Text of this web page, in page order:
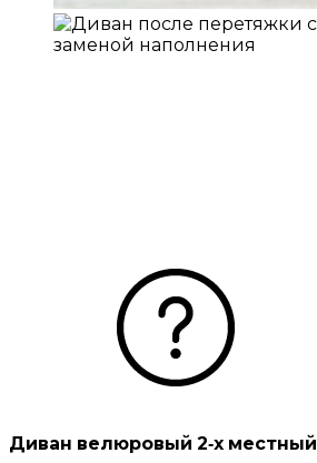
Диван велюровый 2-х местный